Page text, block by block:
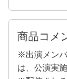
商品コメ
※出演メン
は、公演実